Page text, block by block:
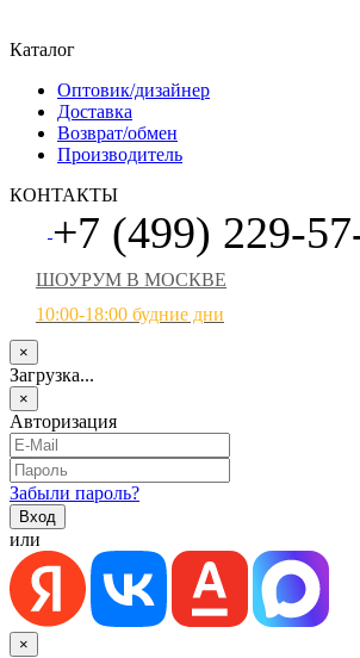
Каталог
Оптовик/дизайнер
Доставка
Возврат/обмен
Производитель
КОНТАКТЫ
+7 (499) 229-
ШОУРУМ В МОСКВЕ
10:00-18:00 будние дни
×
Загрузка...
×
Авторизация
Забыли пароль?
или
×